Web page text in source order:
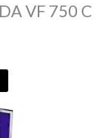
VF 750 C